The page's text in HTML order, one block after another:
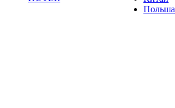
Польша